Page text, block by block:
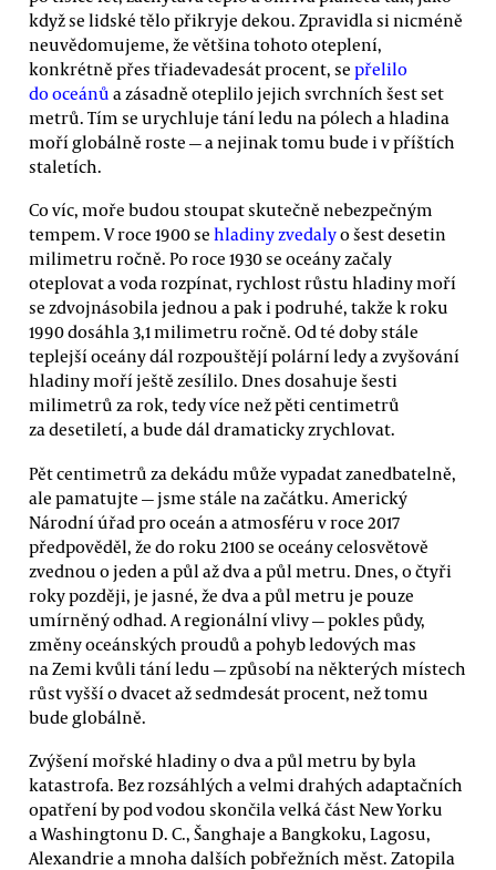
když se lidské tělo přikryje dekou. Zpravidla si nicméně
neuvědomujeme, že většina tohoto oteplení,
konkrétně přes třiadevadesát procent, se přelilo
do oceánů a zásadně oteplilo jejich svrchních šest set
metrů. Tím se urychluje tání ledu na pólech a hladina
moří globálně roste — a nejinak tomu bude i v příštích
staletích.
Co víc, moře budou stoupat skutečně nebezpečným
tempem. V roce 1900 se hladiny zvedalyo šest desetin
milimetru ročně. Po roce 1930 se oceány začaly
oteplovat a voda rozpínat, rychlost růstu hladiny moří
se zdvojnásobila jednou a pak i podruhé, takže k roku
1990 dosáhla 3,1 milimetru ročně. Od té doby stále
teplejší oceány dál rozpouštějí polární ledy a zvyšování
hladiny moří ještě zesílilo. Dnes dosahuje šesti
milimetrů za rok, tedy více než pěti centimetrů
za desetiletí, a bude dál dramaticky zrychlovat.
Pět centimetrů za dekádu může vypadat zanedbatelně,
ale pamatujte — jsme stále na začátku. Americký
Národní úřad pro oceán a atmosféru v roce 2017
předpověděl, že do roku 2100 se oceány celosvětově
zvednou o jeden a půl až dva a půl metru. Dnes, o čtyři
roky později, je jasné, že dva a půl metru je pouze
umírněný odhad. A regionální vlivy — pokles půdy,
změny oceánských proudů a pohyb ledových mas
na Zemi kvůli tání ledu — způsobí na některých místech
růst vyšší o dvacet až sedmdesát procent, než tomu
bude globálně.
Zvýšení mořské hladiny o dva a půl metru by byla
katastrofa. Bez rozsáhlých a velmi drahých adaptačních
opatření by pod vodou skončila velká část New Yorku
a Washingtonu D. C., Šanghaje a Bangkoku, Lagosu,
Alexandrie a mnoha dalších pobřežních měst. Zatopila